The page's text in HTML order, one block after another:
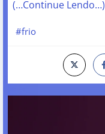
(…Continue Lendo…)
#frio